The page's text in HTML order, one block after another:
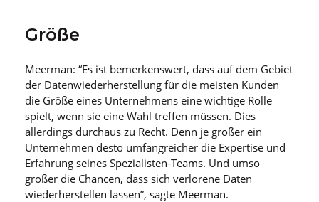
Größe
Meerman: “Es ist bemerkenswert, dass auf dem Gebiet
der Datenwiederherstellung für die meisten Kunden
die Größe eines Unternehmens eine wichtige Rolle
spielt, wenn sie eine Wahl treffen müssen. Dies
allerdings durchaus zu Recht. Denn je größer ein
Unternehmen desto umfangreicher die Expertise und
Erfahrung seines Spezialisten-Teams. Und umso
größer die Chancen, dass sich verlorene Daten
wiederherstellen lassen”, sagte Meerman.